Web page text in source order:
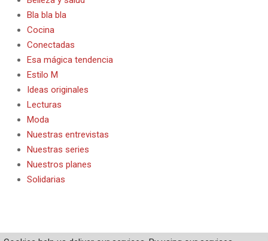
Bla bla bla
Cocina
Conectadas
Esa mágica tendencia
Estilo M
Ideas originales
Lecturas
Moda
Nuestras entrevistas
Nuestras series
Nuestros planes
Solidarias